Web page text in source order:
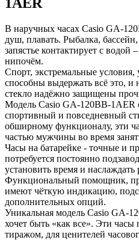
В наручных часах Casio GA-
душ, плавать. Рыбалка,
запястье контактирует с
нипочём.
Спорт, экстремальные
способны выдержать всё это, и
стекло надёжно защищены
Модель Casio GA-120BB-1AER
спортивный и повседневный
обширному функционалу, эти
частью мужчины во время
Часы на батарейке - точные и
потребуется постоянно
установить время и наслаждать
Функциональный помощник,
имеют чёткую индикацию,
дополнительных опций.
Уникальная модель Casio GA-
хочет быть «как все». Эти
тиражом, для ценителей